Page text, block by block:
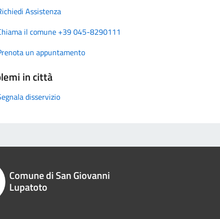
Assistenza
il comune +39 045-8290111
un appuntamento
in città
disservizio
Comune di San Giovanni
Lupatoto